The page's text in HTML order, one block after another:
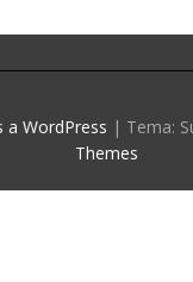
a WordPress | Tema:
Themes